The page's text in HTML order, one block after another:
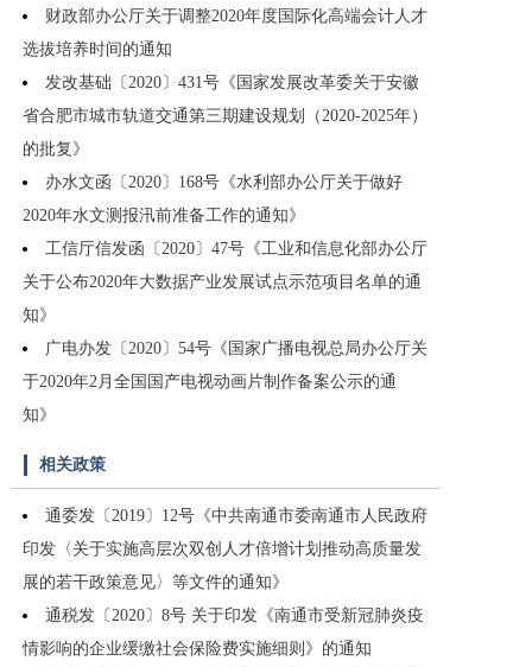
财政部办公厅关于调整2020年度国际化高端会计人才
选拔培养时间的通知
发改基础〔2020〕431号《国家发展改革委关于安徽
省合肥市城市轨道交通第三期建设规划（2020-2025年）
的批复》
办水文函〔2020〕168号《水利部办公厅关于做好
2020年水文测报汛前准备工作的通知》
工信厅信发函〔2020〕47号《工业和信息化部办公厅
关于公布2020年大数据产业发展试点示范项目名单的通
知》
广电办发〔2020〕54号《国家广播电视总局办公厅关
于2020年2月全国国产电视动画片制作备案公示的通
知》
相关政策
通委发〔2019〕12号《中共南通市委南通市人民政府
印发〈关于实施高层次双创人才倍增计划推动高质量发
展的若干政策意见〉等文件的通知》
通税发〔2020〕8号 关于印发《南通市受新冠肺炎疫
情影响的企业缓缴社会保险费实施细则》的通知